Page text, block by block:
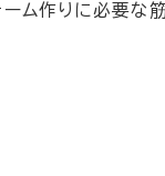
ム作りに必要な